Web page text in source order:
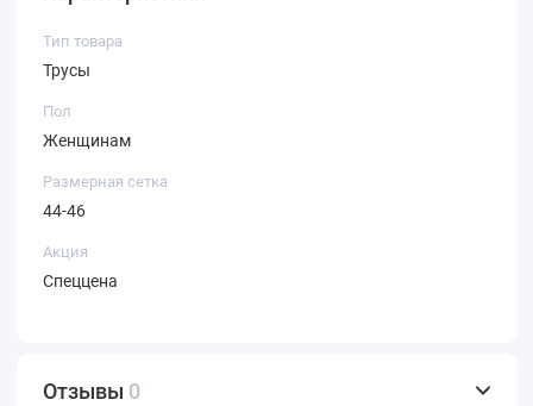
Тип товара
Трусы
Пол
Женщинам
Размерная сетка
44-46
Акция
Спеццена
Отзывы 0